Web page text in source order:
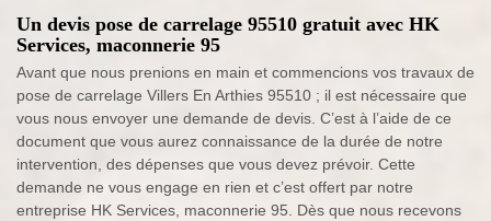
Un devis pose de carrelage 95510 gratuit avec HK
Services, maconnerie 95
Avant que nous prenions en main et commencions vos travaux de
pose de carrelage Villers En Arthies 95510 ; il est nécessaire que
vous nous envoyer une demande de devis. C’est à l’aide de ce
document que vous aurez connaissance de la durée de notre
intervention, des dépenses que vous devez prévoir. Cette
demande ne vous engage en rien et c’est offert par notre
entreprise HK Services, maconnerie 95. Dès que nous recevons